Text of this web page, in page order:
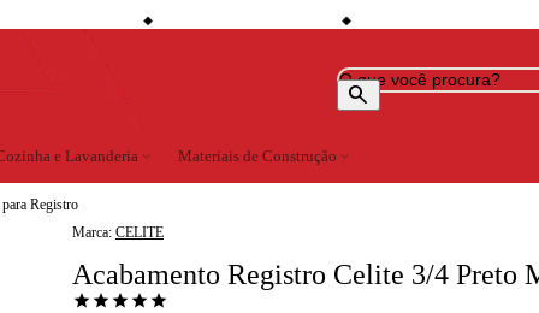
de desconto à vista shopping_bagCompre no site e retire na loja credit_cardTodo o site em até 5x sem juros
search
e Lavanderia expand_more Materiais de Construção expand_more
Registro
Marca: CELITE
Acabamento Registro Celite 3/4 Preto
star star star star star